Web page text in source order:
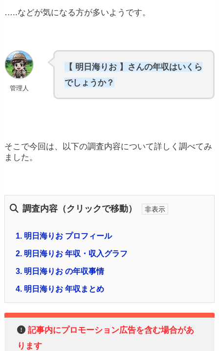
…..などが気になる方が多いようです。
管理人
【 明日海りお 】さんの年収はいくら
でしょうか？
そこで今回は、以下の調査内容について詳しく調べてみ
ました。
調査内容（クリックで移動）
1. 明日海りお プロフィール
2. 明日海りお 年収・収入グラフ
3. 明日海りお の年収事情
4. 明日海りお 年収まとめ
記事内にプロモーション広告を含む場合があ
ります